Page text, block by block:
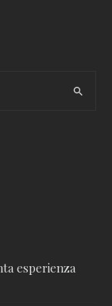
esperienza